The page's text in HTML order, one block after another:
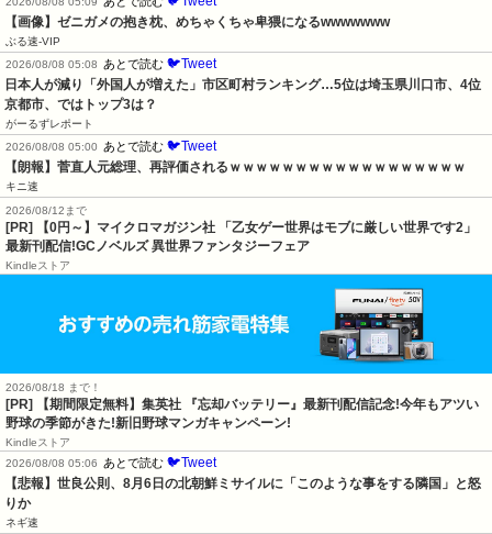
【画像】ゼニガメの抱き枕、めちゃくちゃ卑猥になるwwwwwww
ぶる速-VIP
2026/08/08 05:08
あとで読む 🐦Tweet
日本人が減り「外国人が増えた」市区町村ランキング…5位は埼玉県川口市、4位
京都市、ではトップ3は？
がーるずレポート
2026/08/08 05:00
あとで読む 🐦Tweet
【朗報】菅直人元総理、再評価されるｗｗｗｗｗｗｗｗｗｗｗｗｗｗｗｗｗｗ
キニ速
2026/08/12まで
[PR] 【0円～】マイクロマガジン社 「乙女ゲー世界はモブに厳しい世界です2」
最新刊配信!GCノベルズ 異世界ファンタジーフェア
Kindleストア
2026/08/18 まで！
[PR] 【期間限定無料】集英社 『忘却バッテリー』最新刊配信記念!今年もアツい
野球の季節がきた!新旧野球マンガキャンペーン!
Kindleストア
2026/08/08 05:06
あとで読む 🐦Tweet
【悲報】世良公則、8月6日の北朝鮮ミサイルに「このような事をする隣国」と怒
りか
ネギ速